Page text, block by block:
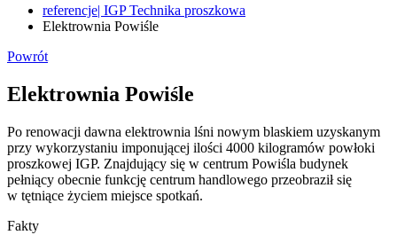
referencje| IGP Technika proszkowa
Elektrownia Powiśle
Powrót
Elektrownia Powiśle
Po renowacji dawna elektrownia lśni nowym blaskiem uzyskanym
przy wykorzystaniu imponującej ilości 4000 kilogramów powłoki
proszkowej IGP. Znajdujący się w centrum Powiśla budynek
pełniący obecnie funkcję centrum handlowego przeobraził się
w tętniące życiem miejsce spotkań.
Fakty